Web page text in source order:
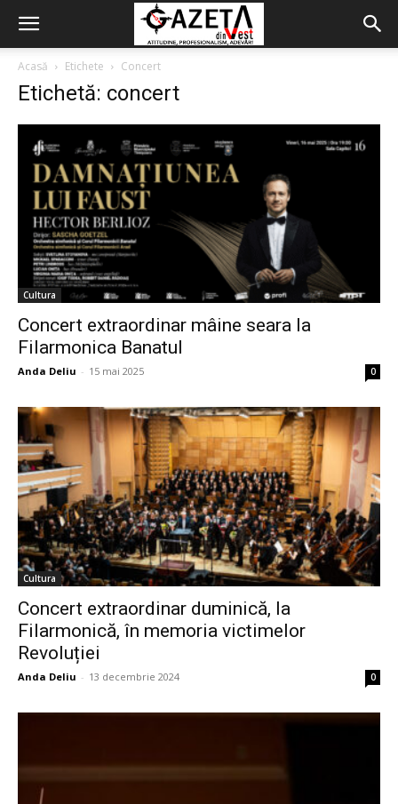
Acasă Etichete Concert
Etichetă: concert
Cultura
Concert extraordinar mâine seara la
Filarmonica Banatul
Anda Deliu - 15 mai 2025 0
Cultura
Concert extraordinar duminică, la
Filarmonică, în memoria victimelor
Revoluției
Anda Deliu - 13 decembrie 2024 0